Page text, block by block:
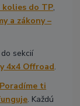
kolies do TP,
a zákony –
sekcií
4x4 Offroad.
Poradíme ti
. Každú